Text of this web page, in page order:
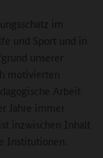
im
und Sport und in
unserer
motivierten
Arbeit
Jahre immer
inzwischen Inhalt
Institutionen.